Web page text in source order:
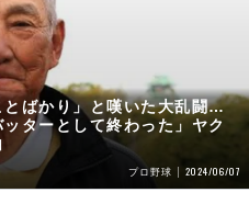
とばかり」と嘆いた大乱闘…
ターとして終わった」ヤク
プロ野球 2024/06/07